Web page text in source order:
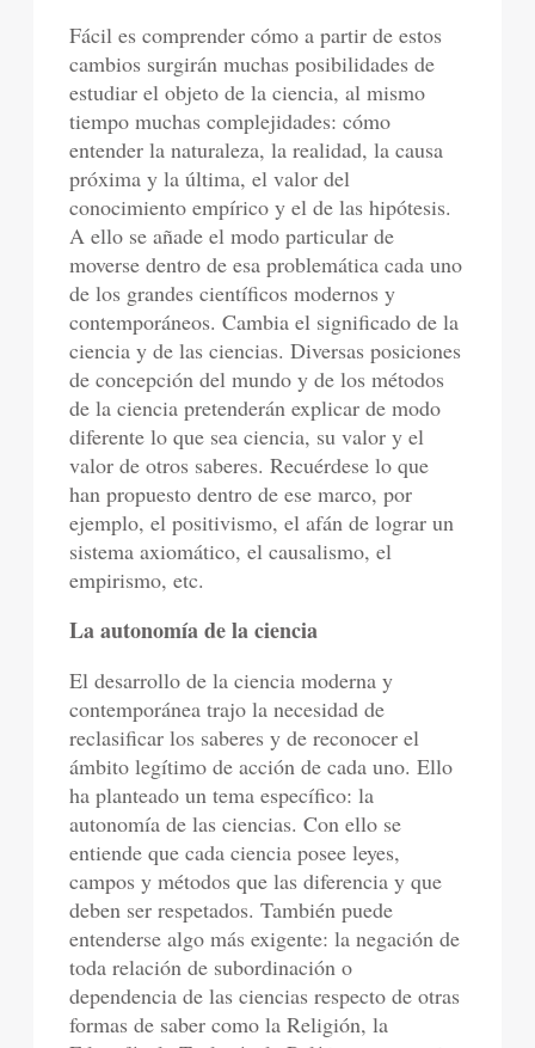
Fácil es comprender cómo a partir de estos
cambios surgirán muchas posibilidades de
estudiar el objeto de la ciencia, al mismo
tiempo muchas complejidades: cómo
entender la naturaleza, la realidad, la causa
próxima y la última, el valor del
conocimiento empírico y el de las hipótesis.
A ello se añade el modo particular de
moverse dentro de esa problemática cada uno
de los grandes científicos modernos y
contemporáneos. Cambia el significado de la
ciencia y de las ciencias. Diversas posiciones
de concepción del mundo y de los métodos
de la ciencia pretenderán explicar de modo
diferente lo que sea ciencia, su valor y el
valor de otros saberes. Recuérdese lo que
han propuesto dentro de ese marco, por
ejemplo, el positivismo, el afán de lograr un
sistema axiomático, el causalismo, el
empirismo, etc.
La autonomía de la ciencia
El desarrollo de la ciencia moderna y
contemporánea trajo la necesidad de
reclasificar los saberes y de reconocer el
ámbito legítimo de acción de cada uno. Ello
ha planteado un tema específico: la
autonomía de las ciencias. Con ello se
entiende que cada ciencia posee leyes,
campos y métodos que las diferencia y que
deben ser respetados. También puede
entenderse algo más exigente: la negación de
toda relación de subordinación o
dependencia de las ciencias respecto de otras
formas de saber como la Religión, la